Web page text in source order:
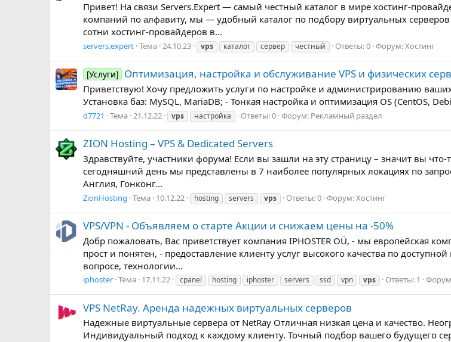
Привет! На связи Servers.Expert — самый честный каталог в мире хостинг-
компаний по алфавиту, мы ― удобный каталог по подбору виртуальных серверов
сотни хостинг-провайдеров в...
servers.expert Тема 24.10.23 vps каталог сервер честный Ответы: 0 Форум:Хостинг
[Услуги] Оптимизация, настройка и обслуживание VPS и физических
Приветствую! Хочу предложить услуги по настройке и администрированию ваших
Установка баз: MySQL, MariaDB; - Тонкая настройка и оптимизация OS (CentOS,
d7721 Тема 21.12.22 vps настройка Ответы: 0 Форум: Рекламный раздел
ZION Hosting – VPS & Dedicated Servers
Здравствуйте, участники форума! Если вы зашли на эту страницу – значит вы
сегодняшний день мы представлены в 7 наиболее популярных локациях по
Англия, Гонконг...
ZionHosting Тема 10.12.22 hosting servers vps Ответы: 0 Форум:Хостинг
VPS/VPN - Объявляем о старте Акции и снижаем цены на -50%
Добр пожаловать, Вас приветствует компания IPHOSTER OÜ, - мы европейская
прост и понятен, - предоставление клиенту услуг высокого качества по
вопросе, технологии...
iphoster Тема 17.11.22 cpanel hosting iphoster servers ssd vpn vps Ответы: 1
VPS NetRay. Аренда надежных виртуальных серверов
Надежные виртуальные сервера от NetRay Отличная низкая цена и качество.
Индивидуальный подход к каждому клиенту. Точный подбор вашего будущего